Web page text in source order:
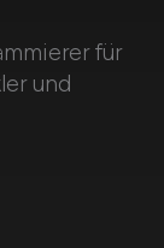
für
und